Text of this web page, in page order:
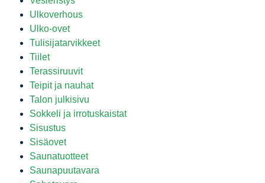
Ulkoverhous
Ulko-ovet
Tulisijatarvikkeet
Tiilet
Terassiruuvit
Teipit ja nauhat
Talon julkisivu
Sokkeli ja irrotuskaistat
Sisustus
Sisäovet
Saunatuotteet
Saunapuutavara